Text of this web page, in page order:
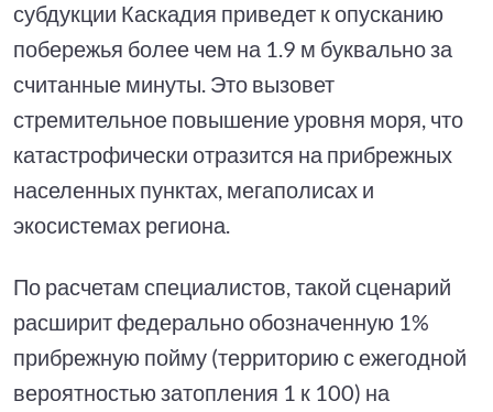
субдукции Каскадия приведет к опусканию
побережья более чем на 1.9 м буквально за
считанные минуты. Это вызовет
стремительное повышение уровня моря, что
катастрофически отразится на прибрежных
населенных пунктах, мегаполисах и
экосистемах региона.
По расчетам специалистов, такой сценарий
расширит федерально обозначенную 1%
прибрежную пойму (территорию с ежегодной
вероятностью затопления 1 к 100) на